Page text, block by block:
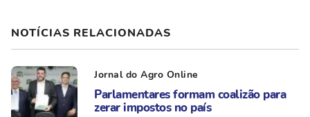
NOTÍCIAS RELACIONADAS
Jornal do Agro Online
Parlamentares formam coalizão para
zerar impostos no país